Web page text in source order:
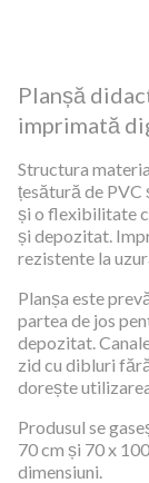
Planșă
imprimată
Structura
țesătură de
și o flexibilitate
și depozitat.
rezistente la
Planșa este
partea de jos
depozitat.
zid cu dibluri
dorește
Produsul se
70 cm și 70 x
dimensiuni.